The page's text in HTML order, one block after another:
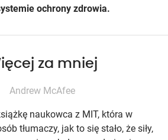
ochrony zdrowia.
za mniej
Andrew McAfee
naukowca z MIT, która w
tłumaczy, jak to się stało, że siły,